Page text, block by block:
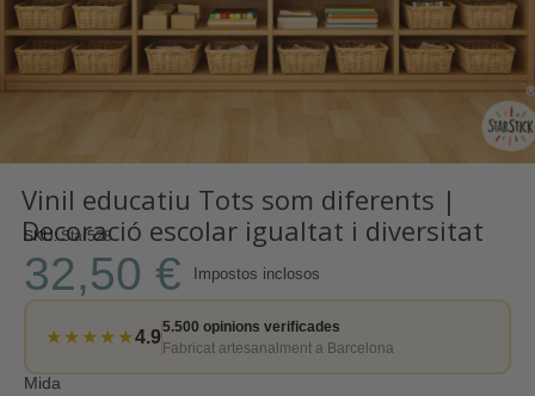
Vinil educatiu Tots som diferents |
Decoració escolar igualtat i diversitat
SKU Star528
32,50 € Impostos inclosos
★★★★★4.9
5.500 opinions verificades
Fabricat artesanalment a Barcelona
Mida